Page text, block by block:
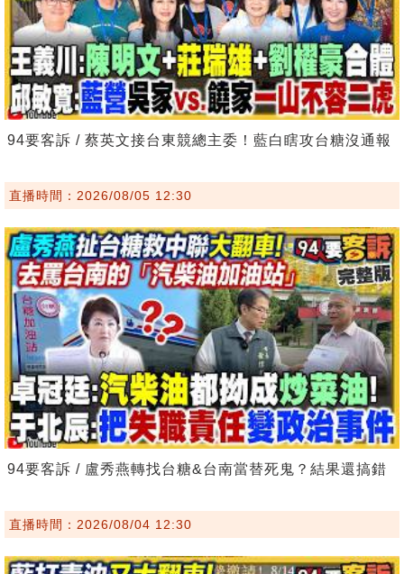
94要客訴 / 蔡英文接台東競總主委！藍白瞎攻台糖沒通報
直播時間：2026/08/05 12:30
94要客訴 / 盧秀燕轉找台糖&台南當替死鬼？結果還搞錯
直播時間：2026/08/04 12:30